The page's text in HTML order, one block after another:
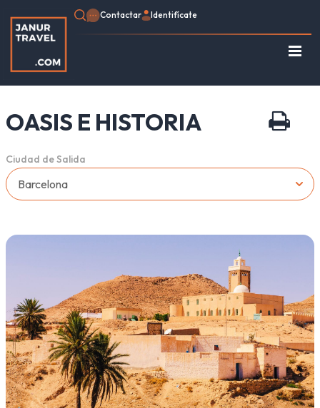
Contactar Identifícate
Inicio
Marruecos
Asia
Tipo de viaje
OASIS E HISTORIA
Ciudad de Salida